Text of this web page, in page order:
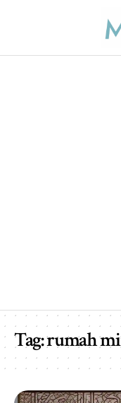
Tag:rumah